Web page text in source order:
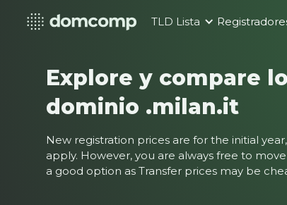
TLD Lista
Explore y compare
dominio .milan.it
New registration prices are for the initial
apply. However, you are always free to
a good option as Transfer prices may be